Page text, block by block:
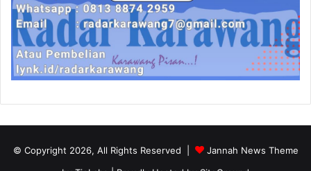
© Copyright 2026, All Rights Reserved |
Jannah News Theme